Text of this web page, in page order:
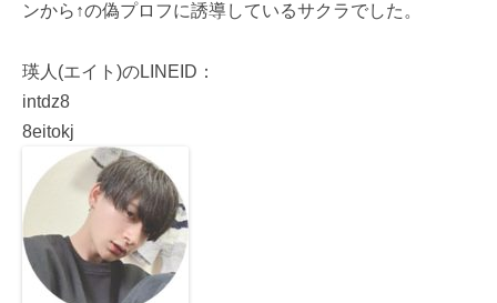
ンから↑の偽プロフに誘導しているサクラでした。
瑛人(エイト)のLINEID：
intdz8
8eitokj